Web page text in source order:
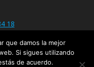
18
que damos la mejor
Si sigues utilizando
de acuerdo.